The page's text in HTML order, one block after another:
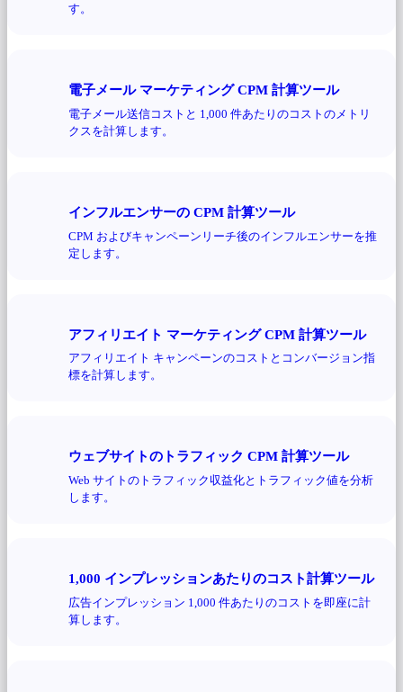
す。
電子メール マーケティング CPM 計算ツール
電子メール送信コストと 1,000 件あたりのコストのメトリ
クスを計算します。
インフルエンサーの CPM 計算ツール
CPM およびキャンペーンリーチ後のインフルエンサーを推
定します。
アフィリエイト マーケティング CPM 計算ツール
アフィリエイト キャンペーンのコストとコンバージョン指
標を計算します。
ウェブサイトのトラフィック CPM 計算ツール
Web サイトのトラフィック収益化とトラフィック値を分析
します。
1,000 インプレッションあたりのコスト計算ツール
広告インプレッション 1,000 件あたりのコストを即座に計
算します。